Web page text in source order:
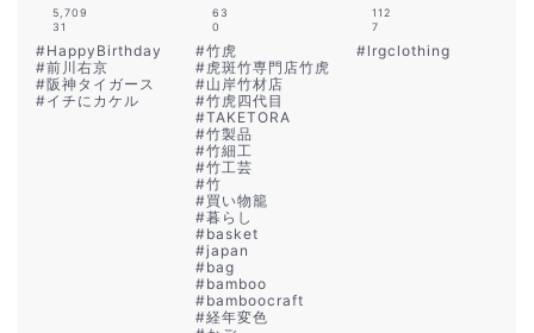
5,709
31
#HappyBirthday
#前川右京
#阪神タイガース
#イチにカケル
63
0
#竹虎
#虎斑竹専門店竹虎
#山岸竹材店
#竹虎四代目
#TAKETORA
#竹製品
#竹細工
#竹工芸
#竹
#買い物籠
#暮らし
#basket
#japan
#bag
#bamboo
#bamboocraft
#経年変色
112
7
#lrgclothing